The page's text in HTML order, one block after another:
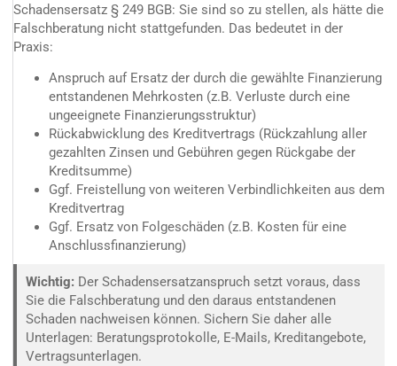
Schadensersatz § 249 BGB: Sie sind so zu stellen, als hätte die
Falschberatung nicht stattgefunden. Das bedeutet in der
Praxis:
Anspruch auf Ersatz der durch die gewählte Finanzierung
entstandenen Mehrkosten (z.B. Verluste durch eine
ungeeignete Finanzierungsstruktur)
Rückabwicklung des Kreditvertrags (Rückzahlung aller
gezahlten Zinsen und Gebühren gegen Rückgabe der
Kreditsumme)
Ggf. Freistellung von weiteren Verbindlichkeiten aus dem
Kreditvertrag
Ggf. Ersatz von Folgeschäden (z.B. Kosten für eine
Anschlussfinanzierung)
Wichtig: Der Schadensersatzanspruch setzt voraus, dass
Sie die Falschberatung und den daraus entstandenen
Schaden nachweisen können. Sichern Sie daher alle
Unterlagen: Beratungsprotokolle, E-Mails, Kreditangebote,
Vertragsunterlagen.